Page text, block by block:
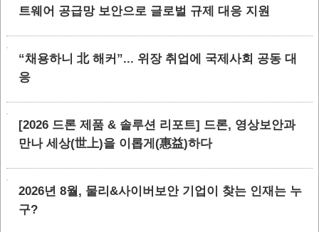
트웨어 공급망 보안으로 글로벌 규제 대응 지원
“채용하니 北 해커”... 위장 취업에 국제사회 공동 대
응
[2026 드론 제품 & 솔루션 리포트] 드론, 영상보안과
만나 세상(世上)을 이롭게(惠益)하다
2026년 8월, 물리&사이버보안 기업이 찾는 인재는 누
구?